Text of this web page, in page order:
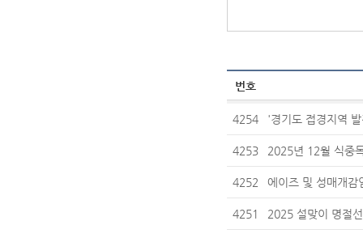
번호
4254 '경기도 접경지역
4253 2025년 12월 식중
4252 에이즈 및 성매개감
4251 2025 설맞이 명절